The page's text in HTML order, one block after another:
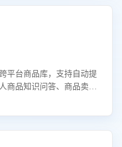
平台商品库，支持自动提
商品知识问答、商品卖点